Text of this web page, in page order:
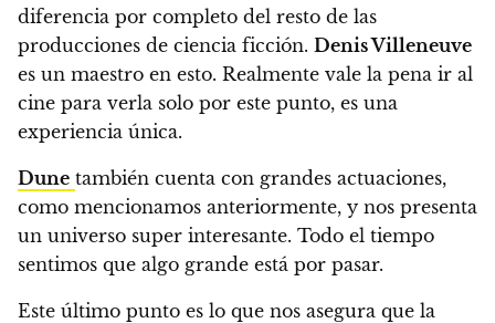
diferencia por completo del resto de las
producciones de ciencia ficción. Denis Villeneuve
es un maestro en esto. Realmente vale la pena ir al
cine para verla solo por este punto, es una
experiencia única.
Dune también cuenta con grandes actuaciones,
como mencionamos anteriormente, y nos presenta
un universo super interesante. Todo el tiempo
sentimos que algo grande está por pasar.
Este último punto es lo que nos asegura que la